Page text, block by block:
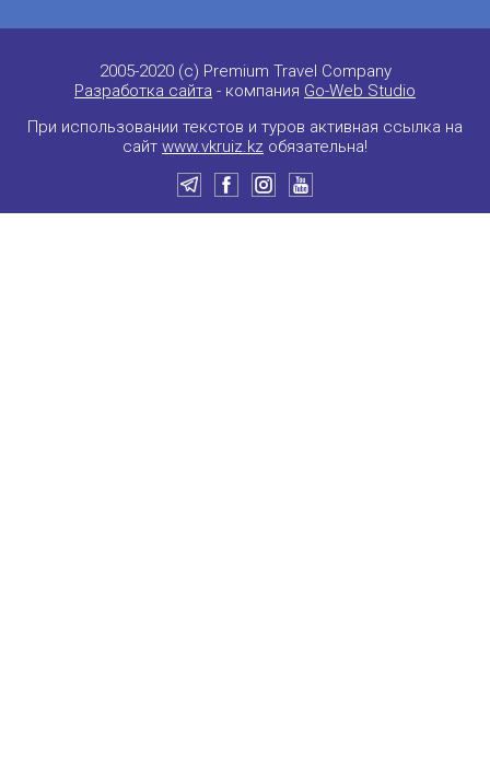
2005-2020 (c) Premium Travel Company
Разработка сайта - компания Go-Web Studio
При использовании текстов и туров активная ссылка на
сайт www.vkruiz.kz обязательна!